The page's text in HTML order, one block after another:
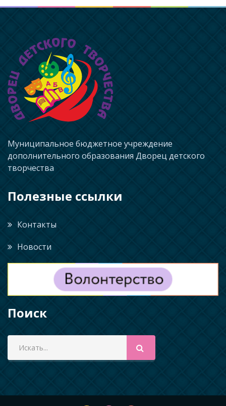
Муниципальное бюджетное учреждение
дополнительного образования Дворец детского
творчества
Полезные ссылки
Контакты
Новости
Поиск